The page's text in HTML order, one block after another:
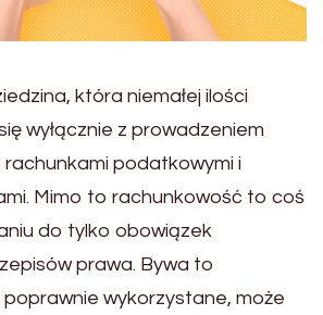
która niemałej ilości
wyłącznie z prowadzeniem
rachunkami podatkowymi i
Mimo to rachunkowość to coś
do tylko obowiązek
prawa. Bywa to
wykorzystane, może